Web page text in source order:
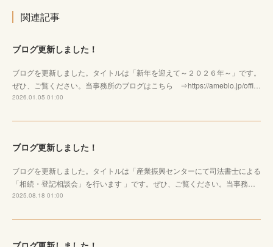
関連記事
ブログ更新しました！
ブログを更新しました。タイトルは「新年を迎えて～２０２６年～」です。
ぜひ、ご覧ください。当事務所のブログはこちら ⇒https://ameblo.jp/offi…
2026.01.05 01:00
ブログ更新しました！
ブログを更新しました。タイトルは「産業振興センターにて司法書士による
「相続・登記相談会」を行います 」です。ぜひ、ご覧ください。当事務…
2025.08.18 01:00